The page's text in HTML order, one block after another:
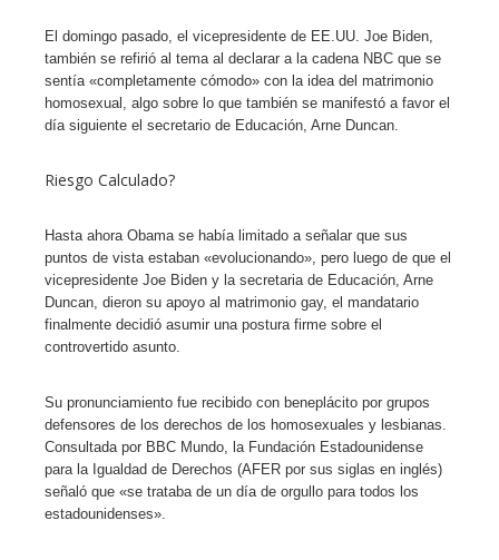
El domingo pasado, el vicepresidente de EE.UU. Joe Biden,
también se refirió al tema al declarar a la cadena NBC que se
sentía «completamente cómodo» con la idea del matrimonio
homosexual, algo sobre lo que también se manifestó a favor el
día siguiente el secretario de Educación, Arne Duncan.
Riesgo Calculado?
Hasta ahora Obama se había limitado a señalar que sus
puntos de vista estaban «evolucionando», pero luego de que el
vicepresidente Joe Biden y la secretaria de Educación, Arne
Duncan, dieron su apoyo al matrimonio gay, el mandatario
finalmente decidió asumir una postura firme sobre el
controvertido asunto.
Su pronunciamiento fue recibido con beneplácito por grupos
defensores de los derechos de los homosexuales y lesbianas.
Consultada por BBC Mundo, la Fundación Estadounidense
para la Igualdad de Derechos (AFER por sus siglas en inglés)
señaló que «se trataba de un día de orgullo para todos los
estadounidenses».